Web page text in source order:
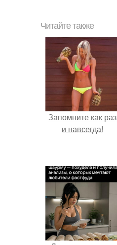
Читайте также
Запомните как раз
и навсегда!